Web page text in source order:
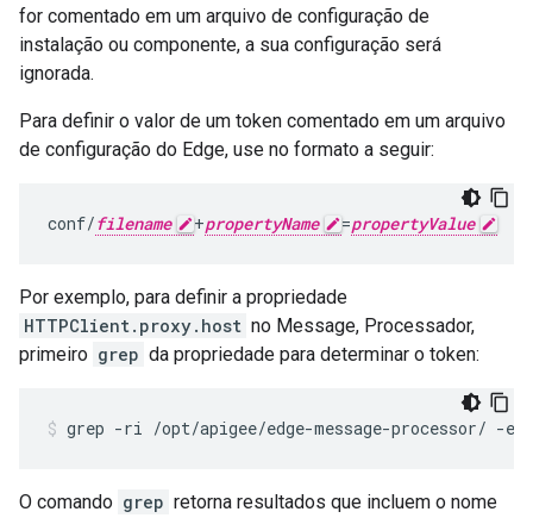
for comentado em um arquivo de configuração de
instalação ou componente, a sua configuração será
ignorada.
Para definir o valor de um token comentado em um arquivo
de configuração do Edge, use no formato a seguir:
conf/filename +propertyName =propertyValue
Por exemplo, para definir a propriedade
HTTPClient.proxy.host no Message, Processador,
primeiro grep da propriedade para determinar o token:
grep -ri /opt/apigee/edge-message-processor/ -e
O comando grep retorna resultados que incluem o nome